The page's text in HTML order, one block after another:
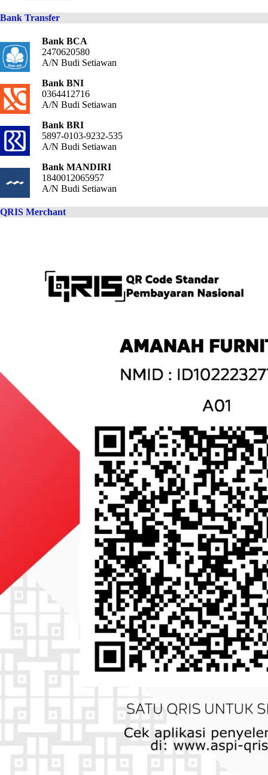
Bank Transfer
Bank BCA
2470620580
A/N Budi Setiawan
Bank BNI
0364412716
A/N Budi Setiawan
Bank BRI
5897-0103-9232-535
A/N Budi Setiawan
Bank MANDIRI
1840012065957
A/N Budi Setiawan
QRIS Merchant